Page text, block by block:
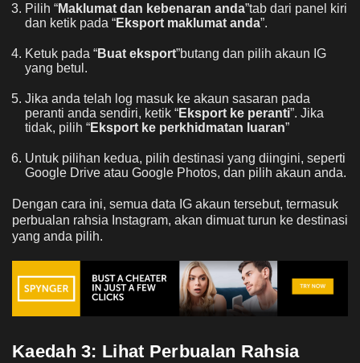
Pilih “Maklumat dan kebenaran anda”tab dari panel kiri
dan ketik pada “Eksport maklumat anda”.
Ketuk pada “Buat eksport”butang dan pilih akaun IG
yang betul.
Jika anda telah log masuk ke akaun sasaran pada
peranti anda sendiri, ketik “Eksport ke peranti”. Jika
tidak, pilih “Eksport ke perkhidmatan luaran”
Untuk pilihan kedua, pilih destinasi yang diingini, seperti
Google Drive atau Google Photos, dan pilih akaun anda.
Dengan cara ini, semua data IG akaun tersebut, termasuk
perbualan rahsia Instagram, akan dimuat turun ke destinasi
yang anda pilih.
Kaedah 3: Lihat Perbualan Rahsia